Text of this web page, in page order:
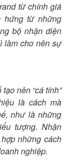
từ chính giá
hứng từ những
bộ nhận diện
làm cho nên sự
nên “cá tính”
là cách mà
như là những
tượng. Nhận
những cách
nghiệp.